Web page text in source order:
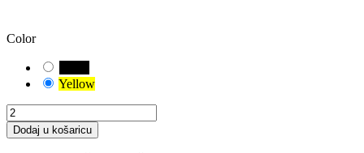
Color
Yellow
Dodaj u košaricu